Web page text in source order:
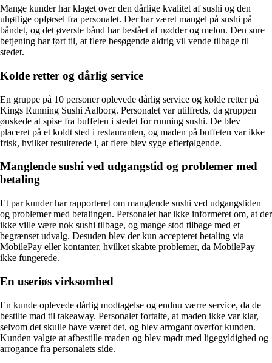
Mange kunder har klaget over den dårlige kvalitet af sushi og den
uhøflige opførsel fra personalet. Der har været mangel på sushi på
båndet, og det øverste bånd har bestået af nødder og melon. Den sure
betjening har ført til, at flere besøgende aldrig vil vende tilbage til
stedet.
Kolde retter og dårlig service
En gruppe på 10 personer oplevede dårlig service og kolde retter på
Kings Running Sushi Aalborg. Personalet var utilfreds, da gruppen
ønskede at spise fra buffeten i stedet for running sushi. De blev
placeret på et koldt sted i restauranten, og maden på buffeten var ikke
frisk, hvilket resulterede i, at flere blev syge efterfølgende.
Manglende sushi ved udgangstid og problemer med
betaling
Et par kunder har rapporteret om manglende sushi ved udgangstiden
og problemer med betalingen. Personalet har ikke informeret om, at der
ikke ville være nok sushi tilbage, og mange stod tilbage med et
begrænset udvalg. Desuden blev der kun accepteret betaling via
MobilePay eller kontanter, hvilket skabte problemer, da MobilePay
ikke fungerede.
En useriøs virksomhed
En kunde oplevede dårlig modtagelse og endnu værre service, da de
bestilte mad til takeaway. Personalet fortalte, at maden ikke var klar,
selvom det skulle have været det, og blev arrogant overfor kunden.
Kunden valgte at afbestille maden og blev mødt med ligegyldighed og
arrogance fra personalets side.